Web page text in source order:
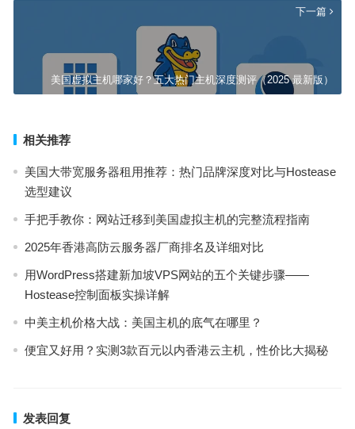
下一篇
美国虚拟主机哪家好？五大热门主机深度测评（2025 最新版）
相关推荐
美国大带宽服务器租用推荐：热门品牌深度对比与Hostease
选型建议
手把手教你：网站迁移到美国虚拟主机的完整流程指南
2025年香港高防云服务器厂商排名及详细对比
用WordPress搭建新加坡VPS网站的五个关键步骤——
Hostease控制面板实操详解
中美主机价格大战：美国主机的底气在哪里？
便宜又好用？实测3款百元以内香港云主机，性价比大揭秘
发表回复